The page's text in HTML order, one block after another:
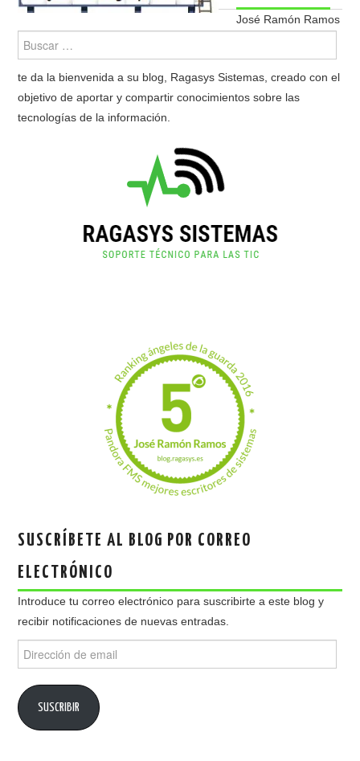
José Ramón Ramos
te da la bienvenida a su blog, Ragasys Sistemas, creado con el
objetivo de aportar y compartir conocimientos sobre las
tecnologías de la información.
SUSCRÍBETE AL BLOG POR CORREO
ELECTRÓNICO
Introduce tu correo electrónico para suscribirte a este blog y
recibir notificaciones de nuevas entradas.
de
SUSCRIBIR